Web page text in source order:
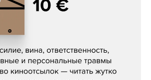
«Мясорубка